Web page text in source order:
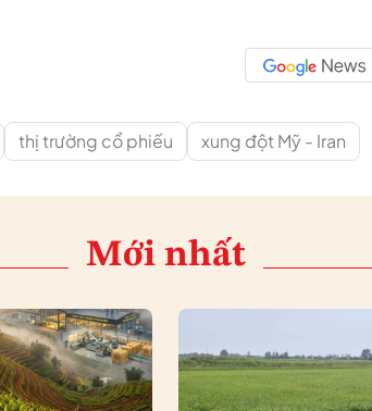
thị trường cổ phiếu xung đột Mỹ - Iran
Mới nhất